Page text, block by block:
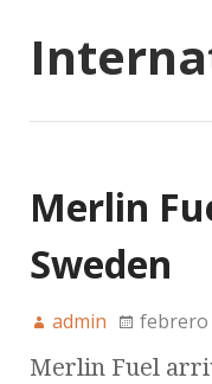
Merlin
Sweden
admin febrero
Merlin Fuel